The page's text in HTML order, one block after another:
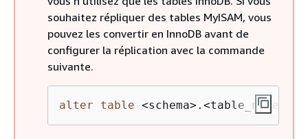
souhaitez répliquer des tables MyISAM, vous
pouvez les convertir en InnoDB avant de
configurer la réplication avec la commande
suivante.
alter table <schema> . <table_name